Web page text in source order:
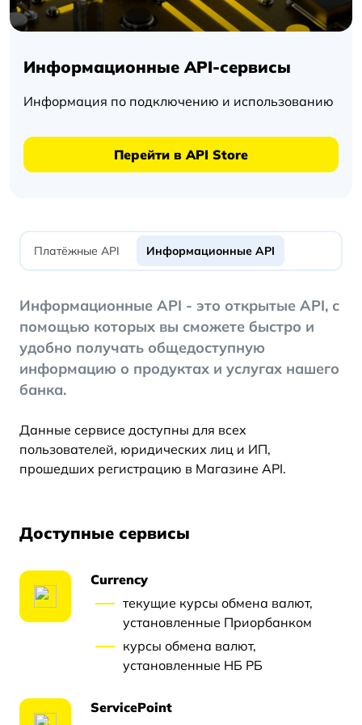
Информационные API-сервисы
Информация по подключению и использованию
Перейти в API Store
Платёжные API Информационные API
Информационные API - это открытые API, с
помощью которых вы сможете быстро и
удобно получать общедоступную
информацию о продуктах и услугах нашего
банка.
Данные сервисе доступны для всех
пользователей, юридических лиц и ИП,
прошедших регистрацию в Магазине API.
Доступные сервисы
Currency
текущие курсы обмена валют,
установленные Приорбанком
курсы обмена валют,
установленные НБ РБ
ServicePoint